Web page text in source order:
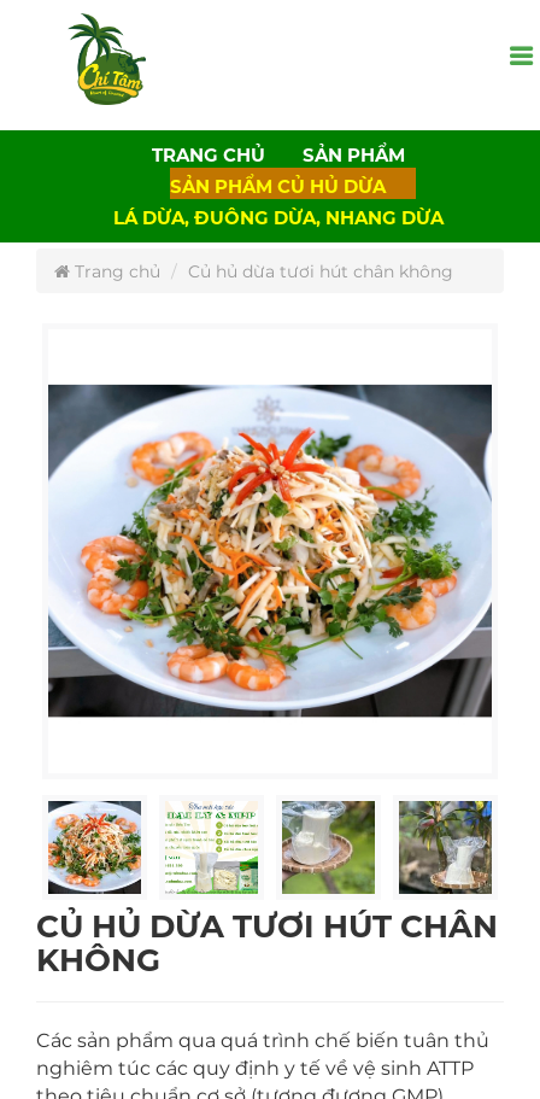
TRANG CHỦ
SẢN PHẨM
SẢN PHẨM CỦ HỦ DỪA
LÁ DỪA, ĐUÔNG DỪA, NHANG DỪA
Trang chủ Củ hủ dừa tươi hút chân không
CỦ HỦ DỪA TƯƠI HÚT CHÂN
KHÔNG
Các sản phẩm qua quá trình chế biến tuân thủ
nghiêm túc các quy định y tế về vệ sinh ATTP